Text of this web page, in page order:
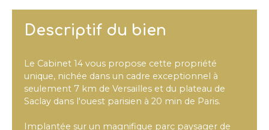
Descriptif du bien
Le Cabinet 14 vous propose cette propriété
unique, nichée dans un cadre exceptionnel à
seulement 7 km de Versailles et du plateau de
Saclay dans l'ouest parisien à 20 min de Paris.
Implantée sur un magnifique parc paysager de